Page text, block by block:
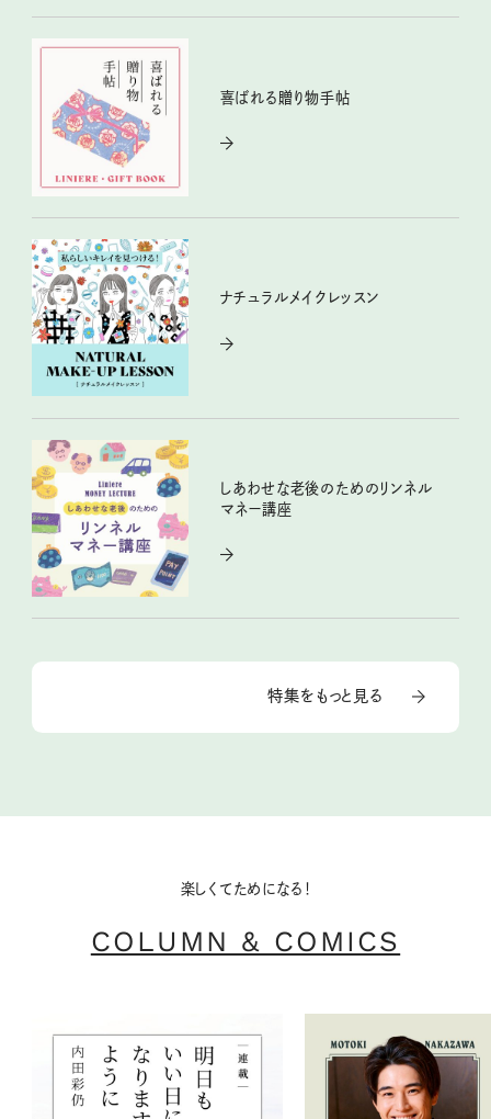
喜ばれる贈り物手帖
ナチュラルメイクレッスン
しあわせな老後のためのリンネル
マネー講座
特集をもっと見る
楽しくてためになる！
COLUMN & COMICS